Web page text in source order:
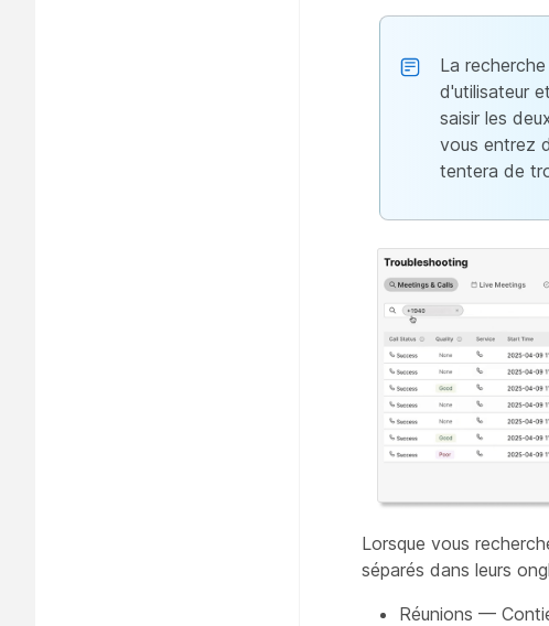
La
d'utilisateur
saisir les
vous entrez
tentera de
Lorsque vous
séparés dans leurs
Réunions —